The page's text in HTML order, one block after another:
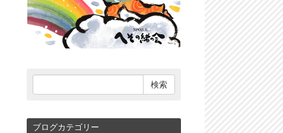
ブログカテゴリー